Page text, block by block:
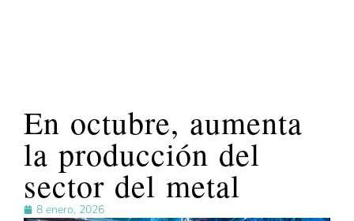
En octubre, aumenta
la producción del
sector del metal
8 enero, 2026